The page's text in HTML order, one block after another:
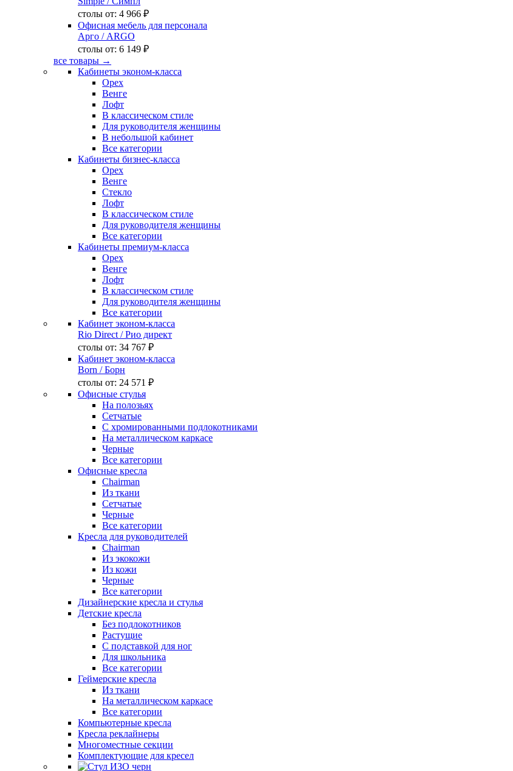
столы от: 4 966 ₽
Офисная мебель для персонала
Арго / ARGO
столы от: 6 149 ₽
все товары →
Кабинеты эконом-класса
Орех
Венге
Лофт
В классическом стиле
Для руководителя женщины
В небольшой кабинет
Все категории
Кабинеты бизнес-класса
Орех
Венге
Стекло
Лофт
В классическом стиле
Для руководителя женщины
Все категории
Кабинеты премиум-класса
Орех
Венге
Лофт
В классическом стиле
Для руководителя женщины
Все категории
Кабинет эконом-класса
Rio Direct / Рио директ
столы от: 34 767 ₽
Кабинет эконом-класса
Born / Борн
столы от: 24 571 ₽
Офисные стулья
На полозьях
Сетчатые
С хромированными подлокотниками
На металлическом каркасе
Черные
Все категории
Офисные кресла
Chairman
Из ткани
Сетчатые
Черные
Все категории
Кресла для руководителей
Chairman
Из экокожи
Из кожи
Черные
Все категории
Дизайнерские кресла и стулья
Детские кресла
Без подлокотников
Растущие
С подставкой для ног
Для школьника
Все категории
Геймерские кресла
Из ткани
На металлическом каркасе
Все категории
Компьютерные кресла
Кресла реклайнеры
Многоместные секции
Комплектующие для кресел